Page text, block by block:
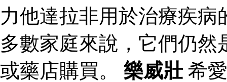
力他達拉非用於治療疾
多數家庭來說，它們仍
或藥店購買。 樂威壯希